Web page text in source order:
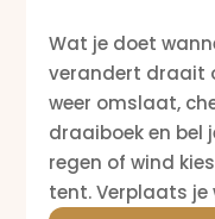
Wat je doet
verandert draait
weer omslaat,
draaiboek en bel
regen of wind
tent. Verplaats je